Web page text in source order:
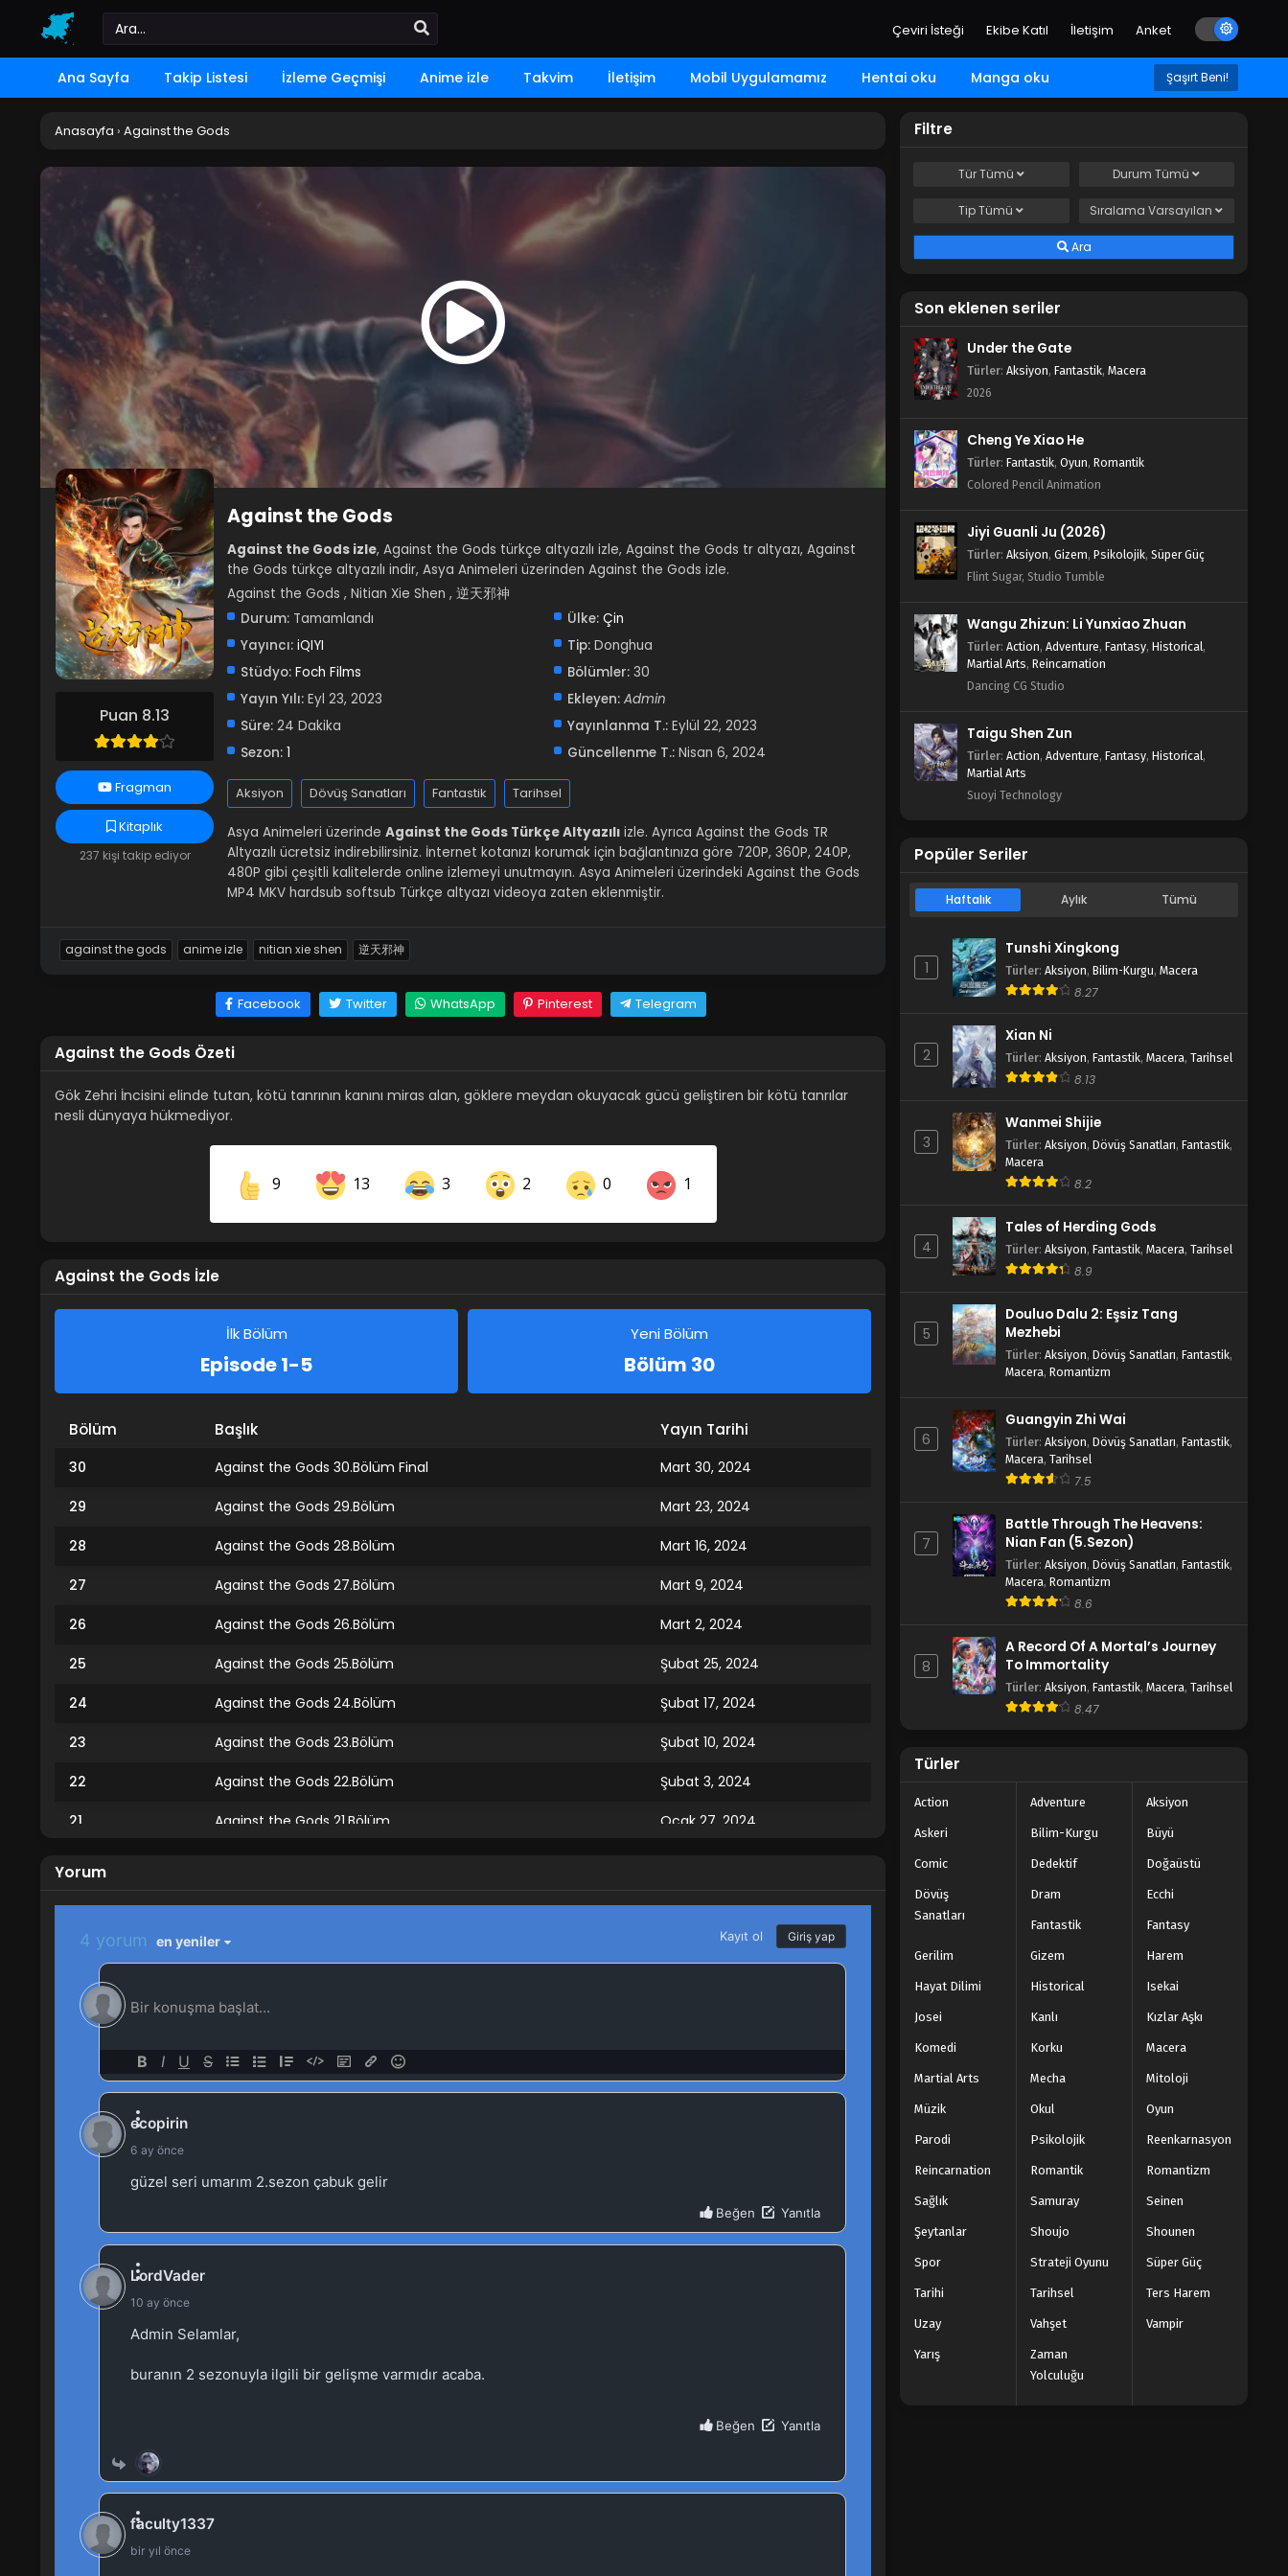
Çeviri İsteği Ekibe Katıl İletişim Anket
Ana Sayfa Takip Listesi İzleme Geçmişi Anime izle Takvim İletişim Mobil Uygulamamız Hentai oku Manga oku Şaşırt Beni!
Anasayfa › Against the Gods
Puan 8.13
Fragman
Kitaplık
237 kişi takip ediyor
Against the Gods
Against the Gods izle, Against the Gods türkçe altyazılı izle, Against the Gods tr altyazı, Against
the Gods türkçe altyazılı indir, Asya Animeleri üzerinden Against the Gods izle.
Against the Gods , Nitian Xie Shen , 逆天邪神
Durum: Tamamlandı
Yayıncı: iQIYI
Stüdyo: Foch Films
Yayın Yılı: Eyl 23, 2023
Süre: 24 Dakika
Sezon: 1
Ülke: Çin
Tip:Donghua
Bölümler:30
Ekleyen: Admin
Yayınlanma T.: Eylül 22, 2023
Güncellenme T.: Nisan 6, 2024
Aksiyon Dövüş Sanatları Fantastik Tarihsel
Asya Animeleri üzerinde Against the Gods Türkçe Altyazılı izle. Ayrıca Against the Gods TR
Altyazılı ücretsiz indirebilirsiniz. İnternet kotanızı korumak için bağlantınıza göre 720P, 360P, 240P,
480P gibi çeşitli kalitelerde online izlemeyi unutmayın. Asya Animeleri üzerindeki Against the Gods
MP4 MKV hardsub softsub Türkçe altyazı videoya zaten eklenmiştir.
against the gods anime izle nitian xie shen 逆天邪神
Facebook Twitter WhatsApp Pinterest Telegram
Against the Gods Özeti
Gök Zehri İncisini elinde tutan, kötü tanrının kanını miras alan, göklere meydan okuyacak gücü geliştiren bir kötü tanrılar
nesli dünyaya hükmediyor.
9 13 3 2 0 1
Against the Gods İzle
İlk Bölüm
Episode 1-5
Yeni Bölüm
Bölüm 30
Bölüm Başlık Yayın Tarihi
30 Against the Gods 30.Bölüm Final Mart 30, 2024
29 Against the Gods 29.Bölüm Mart 23, 2024
28 Against the Gods 28.Bölüm Mart 16, 2024
27 Against the Gods 27.Bölüm Mart 9, 2024
26 Against the Gods 26.Bölüm Mart 2, 2024
25 Against the Gods 25.Bölüm Şubat 25, 2024
24 Against the Gods 24.Bölüm Şubat 17, 2024
23 Against the Gods 23.Bölüm Şubat 10, 2024
22 Against the Gods 22.Bölüm Şubat 3, 2024
21 Against the Gods 21.Bölüm Ocak 27, 2024
18 Against the Gods 18.Bölüm Ocak 6, 2024
16 Against the Gods 16.Bölüm
Against the Gods 15.Bölüm
Against the Gods 14.Bölüm Aralık 9, 2023
13
Against the Gods 12.Bölüm
Kasım 18, 2023
Against the Gods 8.Bölüm
Against the Gods 7.Bölüm
Against the Gods 4.Bölüm Ekim 1, 2023
1-3
Yorum
Filtre
TürTümü DurumTümü
TipTümü SıralamaVarsayılan
Ara
Son eklenen seriler
Under the Gate
Türler: Aksiyon, Fantastik, Macera
2026
Cheng Ye Xiao He
Türler: Fantastik, Oyun, Romantik
Colored Pencil Animation
Jiyi Guanli Ju (2026)
Türler: Aksiyon, Gizem, Psikolojik, Süper Güç
Flint Sugar, Studio Tumble
Wangu Zhizun: Li Yunxiao Zhuan
Türler: Action, Adventure, Fantasy, Historical,
Martial Arts, Reincarnation
Dancing CG Studio
Taigu Shen Zun
Türler: Action, Adventure, Fantasy, Historical,
Martial Arts
Suoyi Technology
Popüler Seriler
Haftalık Aylık Tümü
1
Tunshi Xingkong
Türler: Aksiyon, Bilim-Kurgu, Macera
8.27
2
Xian Ni
Türler: Aksiyon, Fantastik, Macera, Tarihsel
8.13
3
Wanmei Shijie
Türler: Aksiyon, Dövüş Sanatları, Fantastik,
Macera
8.2
4
Tales of Herding Gods
Türler: Aksiyon, Fantastik, Macera, Tarihsel
8.9
5
Douluo Dalu 2: Eşsiz Tang
Mezhebi
Türler: Aksiyon, Dövüş Sanatları, Fantastik,
Macera, Romantizm
6
Guangyin Zhi Wai
Türler: Aksiyon, Dövüş Sanatları, Fantastik,
Macera, Tarihsel
7.5
7
Battle Through The Heavens:
Nian Fan (5.Sezon)
Türler: Aksiyon, Dövüş Sanatları, Fantastik,
Macera, Romantizm
8.6
8
A Record Of A Mortal’s Journey
To Immortality
Türler: Aksiyon, Fantastik, Macera, Tarihsel
8.47
Türler
Action Adventure Aksiyon
Askeri Bilim-Kurgu Büyü
Comic Dedektif Doğaüstü
Dövüş
Sanatları
Dram Ecchi
Fantastik Fantasy
Gerilim Gizem Harem
Hayat Dilimi Historical Isekai
Josei Kanlı Kızlar Aşkı
Komedi Korku Macera
Martial Arts Mecha Mitoloji
Müzik Okul Oyun
Parodi Psikolojik Reenkarnasyon
Reincarnation Romantik Romantizm
Sağlık Samuray Seinen
Şeytanlar Shoujo Shounen
Spor Strateji Oyunu Süper Güç
Tarihi Tarihsel Ters Harem
Uzay Vahşet Vampir
Yarış
Zaman
Yolculuğu